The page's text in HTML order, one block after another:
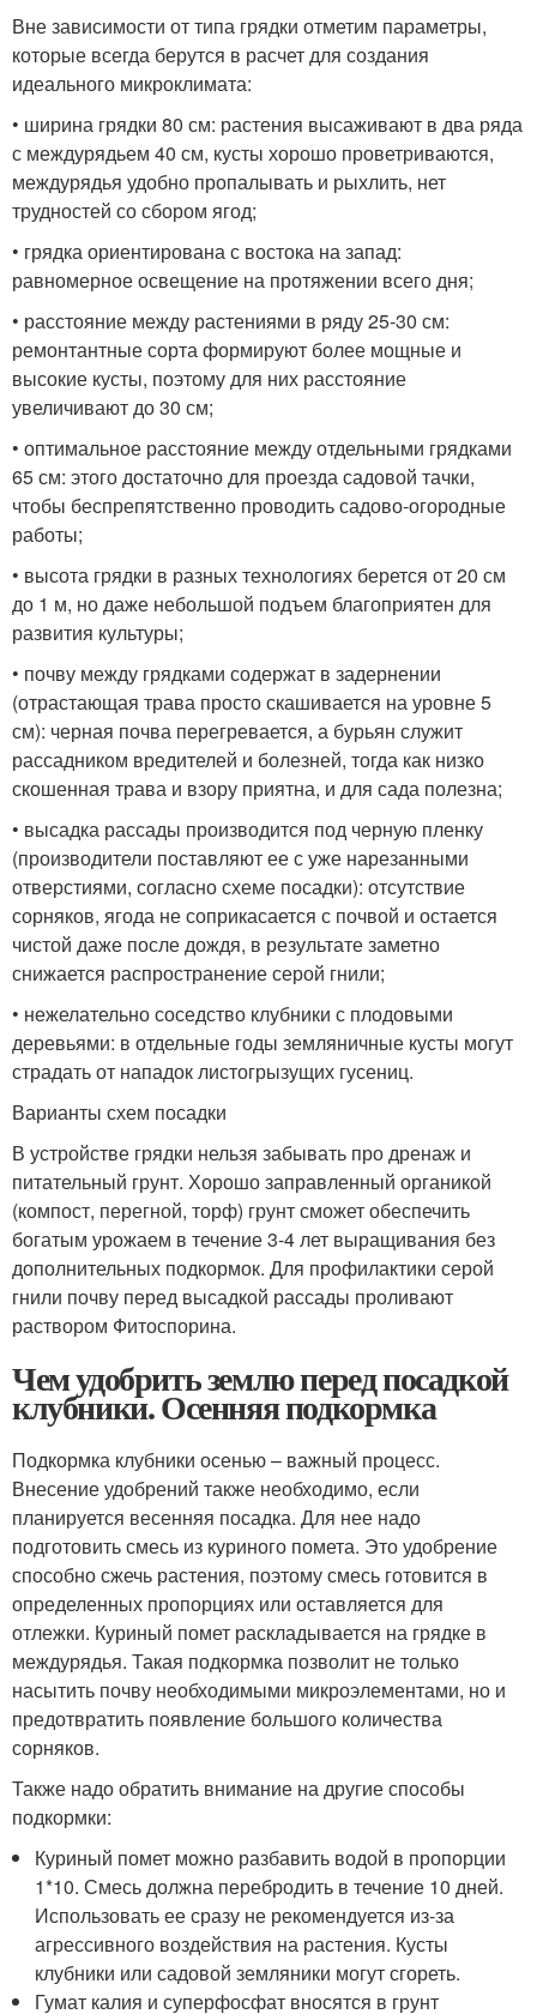
Вне зависимости от типа грядки отметим параметры,
которые всегда берутся в расчет для создания
идеального микроклимата:
• ширина грядки 80 см: растения высаживают в два ряда
с междурядьем 40 см, кусты хорошо проветриваются,
междурядья удобно пропалывать и рыхлить, нет
трудностей со сбором ягод;
• грядка ориентирована с востока на запад:
равномерное освещение на протяжении всего дня;
• расстояние между растениями в ряду 25-30 см:
ремонтантные сорта формируют более мощные и
высокие кусты, поэтому для них расстояние
увеличивают до 30 см;
• оптимальное расстояние между отдельными грядками
65 см: этого достаточно для проезда садовой тачки,
чтобы беспрепятственно проводить садово-огородные
работы;
• высота грядки в разных технологиях берется от 20 см
до 1 м, но даже небольшой подъем благоприятен для
развития культуры;
• почву между грядками содержат в задернении
(отрастающая трава просто скашивается на уровне 5
см): черная почва перегревается, а бурьян служит
рассадником вредителей и болезней, тогда как низко
скошенная трава и взору приятна, и для сада полезна;
• высадка рассады производится под черную пленку
(производители поставляют ее с уже нарезанными
отверстиями, согласно схеме посадки): отсутствие
сорняков, ягода не соприкасается с почвой и остается
чистой даже после дождя, в результате заметно
снижается распространение серой гнили;
• нежелательно соседство клубники с плодовыми
деревьями: в отдельные годы земляничные кусты могут
страдать от нападок листогрызущих гусениц.
Варианты схем посадки
В устройстве грядки нельзя забывать про дренаж и
питательный грунт. Хорошо заправленный органикой
(компост, перегной, торф) грунт сможет обеспечить
богатым урожаем в течение 3-4 лет выращивания без
дополнительных подкормок. Для профилактики серой
гнили почву перед высадкой рассады проливают
раствором Фитоспорина.
Чем удобрить землю перед посадкой
клубники. Осенняя подкормка
Подкормка клубники осенью – важный процесс.
Внесение удобрений также необходимо, если
планируется весенняя посадка. Для нее надо
подготовить смесь из куриного помета. Это удобрение
способно сжечь растения, поэтому смесь готовится в
определенных пропорциях или оставляется для
отлежки. Куриный помет раскладывается на грядке в
междурядья. Такая подкормка позволит не только
насытить почву необходимыми микроэлементами, но и
предотвратить появление большого количества
сорняков.
Также надо обратить внимание на другие способы
подкормки:
Куриный помет можно разбавить водой в пропорции
1*10. Смесь должна перебродить в течение 10 дней.
Использовать ее сразу не рекомендуется из-за
агрессивного воздействия на растения. Кусты
клубники или садовой земляники могут сгореть.
Гумат калия и суперфосфат вносятся в грунт